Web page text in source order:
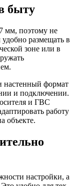
быту
мм, поэтому не
удобно размещать в
зоне или в
настенный формат
и подключении.
и ГВС
работу
объекте.
настройки, а